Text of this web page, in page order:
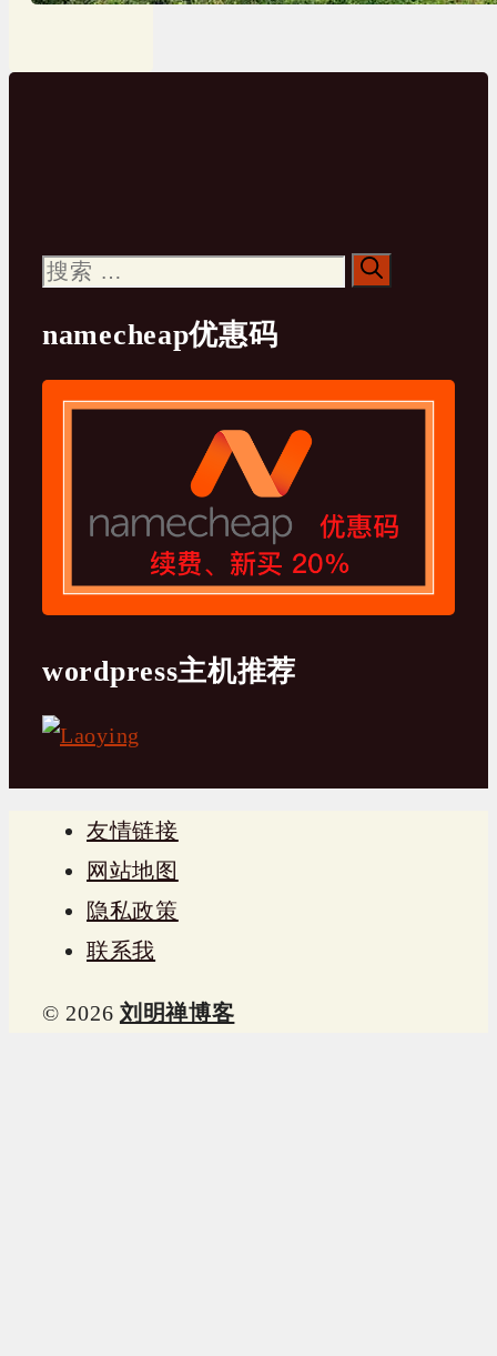
搜
namecheap优惠码
wordpress主机推荐
友情链接
网站地图
隐私政策
联系我
© 2026 刘明禅博客